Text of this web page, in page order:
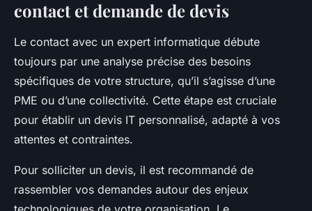
contact et demande de devis
Le contact avec un expert informatique débute
toujours par une analyse précise des besoins
spécifiques de votre structure, qu’il s’agisse d’une
PME ou d’une collectivité. Cette étape est cruciale
pour établir un devis IT personnalisé, adapté à vos
attentes et contraintes.
Pour solliciter un devis, il est recommandé de
rassembler vos demandes autour des enjeux